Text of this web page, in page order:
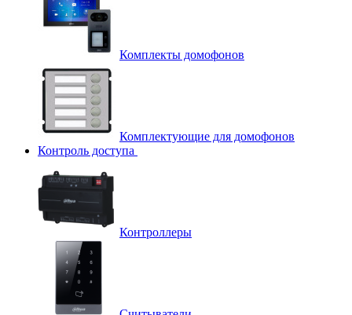
Комплекты домофонов
Комплектующие для домофонов
Контроль доступа
Контроллеры